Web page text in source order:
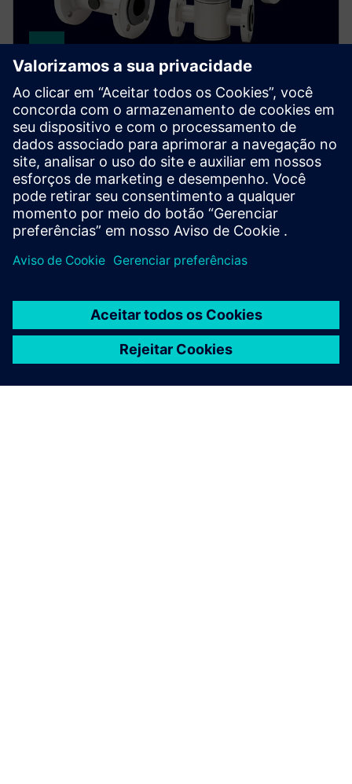
SITRANS FM MAG 8000
Install the battery-operated SITRANS FM MAG 8000
virtually anywhere. It delivers highly accurate,
reliable water data and smart, maintenance-free
performance.